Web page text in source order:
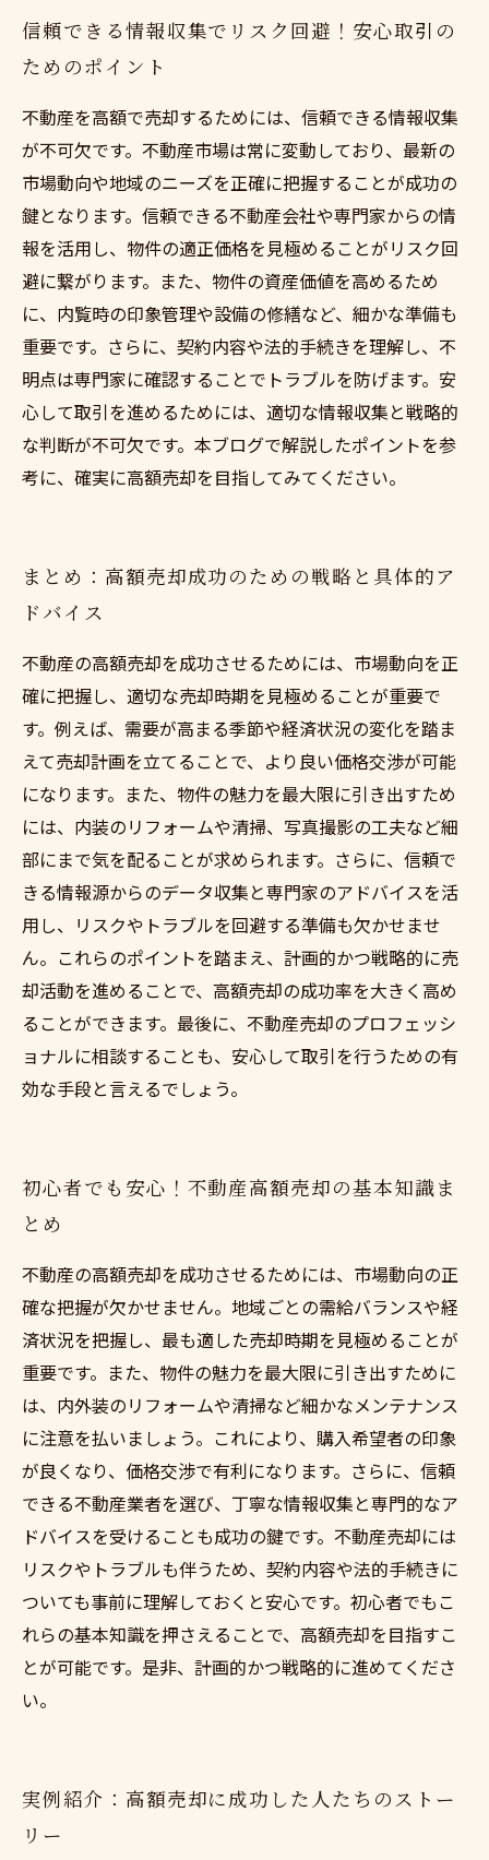
信頼できる情報収集でリスク回避！安心取引の
ためのポイント
不動産を高額で売却するためには、信頼できる情報収集
が不可欠です。不動産市場は常に変動しており、最新の
市場動向や地域のニーズを正確に把握することが成功の
鍵となります。信頼できる不動産会社や専門家からの情
報を活用し、物件の適正価格を見極めることがリスク回
避に繋がります。また、物件の資産価値を高めるため
に、内覧時の印象管理や設備の修繕など、細かな準備も
重要です。さらに、契約内容や法的手続きを理解し、不
明点は専門家に確認することでトラブルを防げます。安
心して取引を進めるためには、適切な情報収集と戦略的
な判断が不可欠です。本ブログで解説したポイントを参
考に、確実に高額売却を目指してみてください。
まとめ：高額売却成功のための戦略と具体的ア
ドバイス
不動産の高額売却を成功させるためには、市場動向を正
確に把握し、適切な売却時期を見極めることが重要で
す。例えば、需要が高まる季節や経済状況の変化を踏ま
えて売却計画を立てることで、より良い価格交渉が可能
になります。また、物件の魅力を最大限に引き出すため
には、内装のリフォームや清掃、写真撮影の工夫など細
部にまで気を配ることが求められます。さらに、信頼で
きる情報源からのデータ収集と専門家のアドバイスを活
用し、リスクやトラブルを回避する準備も欠かせませ
ん。これらのポイントを踏まえ、計画的かつ戦略的に売
却活動を進めることで、高額売却の成功率を大きく高め
ることができます。最後に、不動産売却のプロフェッシ
ョナルに相談することも、安心して取引を行うための有
効な手段と言えるでしょう。
初心者でも安心！不動産高額売却の基本知識ま
とめ
不動産の高額売却を成功させるためには、市場動向の正
確な把握が欠かせません。地域ごとの需給バランスや経
済状況を把握し、最も適した売却時期を見極めることが
重要です。また、物件の魅力を最大限に引き出すために
は、内外装のリフォームや清掃など細かなメンテナンス
に注意を払いましょう。これにより、購入希望者の印象
が良くなり、価格交渉で有利になります。さらに、信頼
できる不動産業者を選び、丁寧な情報収集と専門的なア
ドバイスを受けることも成功の鍵です。不動産売却には
リスクやトラブルも伴うため、契約内容や法的手続きに
ついても事前に理解しておくと安心です。初心者でもこ
れらの基本知識を押さえることで、高額売却を目指すこ
とが可能です。是非、計画的かつ戦略的に進めてくださ
い。
実例紹介：高額売却に成功した人たちのストー
リー